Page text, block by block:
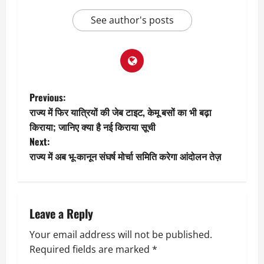
See author's posts
P
o
s
a
v
Previous:
राज्य में फिर यात्रियों की जेब टाइट, केमू बसों का भी बढ़ा
किराया; जानिए क्या है नई किराया सूची
Next:
राज्य में अब भू-कानून संघर्ष मोर्चा समिति करेगा आंदोलन तेज़
Leave a Reply
Your email address will not be published.
Required fields are marked *